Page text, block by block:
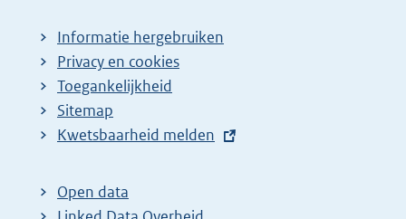
Informatie hergebruiken
Privacy en cookies
Toegankelijkheid
Sitemap
E
t
e
Kwetsbaarheid melden
Open data